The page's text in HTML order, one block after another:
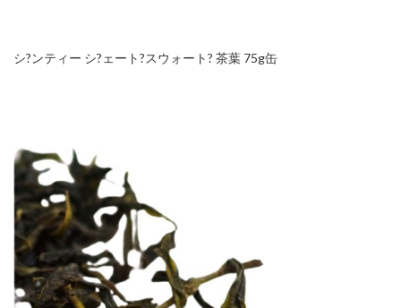
シ?ンティー シ?ェート?スウォート? 茶葉 75g缶